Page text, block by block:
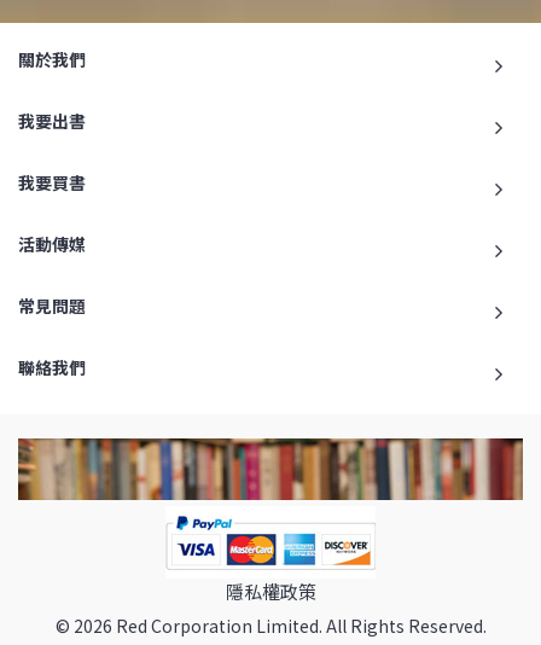
關於我們
我要出書
我要買書
活動傳媒
常見問題
聯絡我們
隱私權政策
© 2026 Red Corporation Limited. All Rights Reserved.